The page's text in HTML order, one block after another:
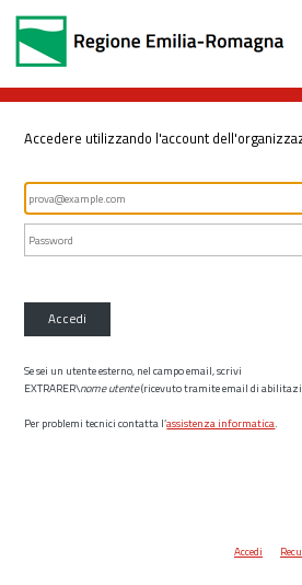
Accedere utilizzando l'account
Accedi
Se sei un utente esterno, nel campo email, scrivi
EXTRARER\nome utente(ricevuto tramite email di
Per problemi tecnici contatta l’assistenza informatica.
Accedi